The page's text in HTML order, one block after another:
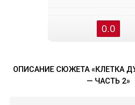
0.0
ОПИСАНИЕ СЮЖЕТА «КЛЕТКА
— ЧАСТЬ 2»